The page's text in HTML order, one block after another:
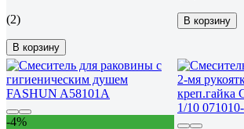
(2)
В корзину
В корзину
-4%